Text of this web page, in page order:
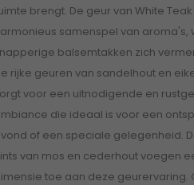
brengt. De geur van White
samenspel van aroma's,
balsemtakken zich
rijke geuren van sandelhout en
voor een uitnodigende en
die ideaal is voor een
of een speciale gelegenheid.
van mos en cederhout voegen
toe aan deze geurervaring.